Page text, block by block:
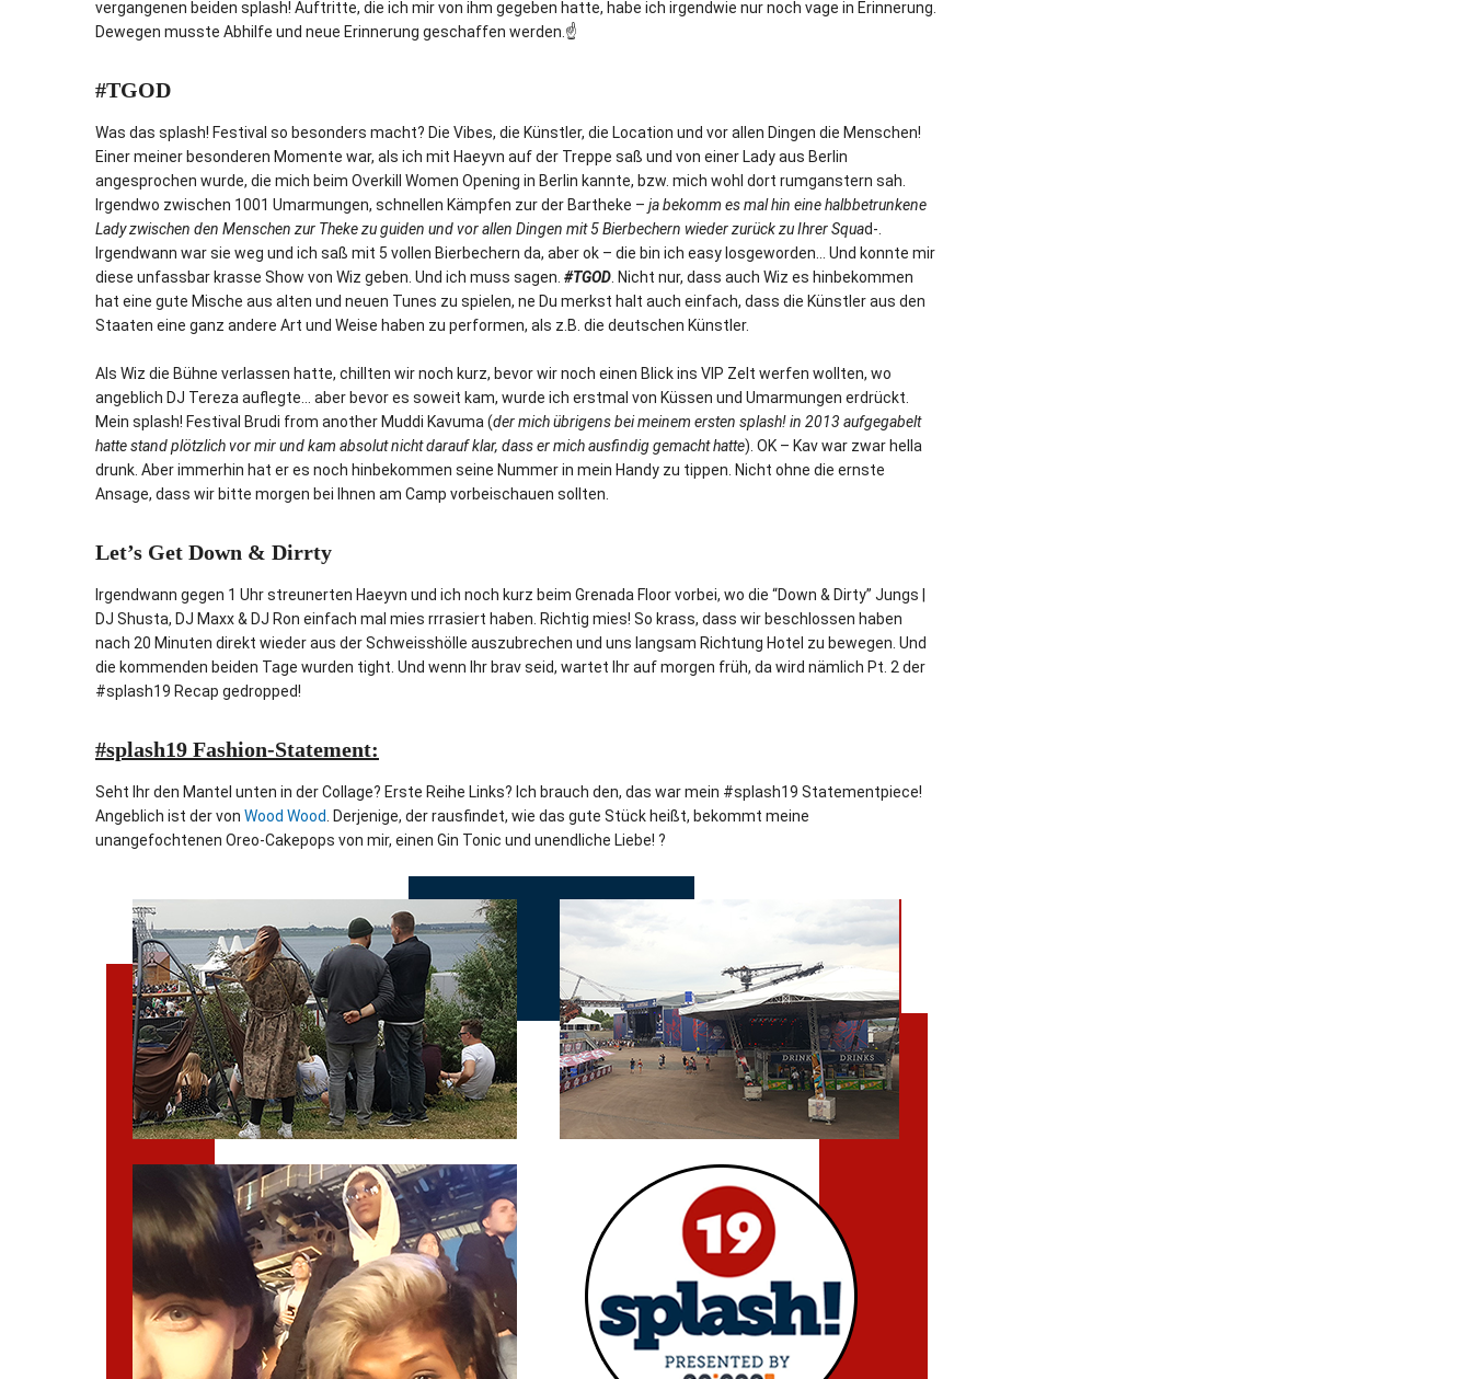
vergangenen beiden splash! Auftritte, die ich mir von ihm gegeben hatte, habe ich irgendwie nur noch vage in Erinnerung.
Dewegen musste Abhilfe und neue Erinnerung geschaffen werden.☝️
#TGOD
Was das splash! Festival so besonders macht? Die Vibes, die Künstler, die Location und vor allen Dingen die Menschen!
Einer meiner besonderen Momente war, als ich mit Haeyvn auf der Treppe saß und von einer Lady aus Berlin
angesprochen wurde, die mich beim Overkill Women Opening in Berlin kannte, bzw. mich wohl dort rumganstern sah.
Irgendwo zwischen 1001 Umarmungen, schnellen Kämpfen zur der Bartheke – ja bekomm es mal hin eine halbbetrunkene
Lady zwischen den Menschen zur Theke zu guiden und vor allen Dingen mit 5 Bierbechern wieder zurück zu Ihrer Squad-.
Irgendwann war sie weg und ich saß mit 5 vollen Bierbechern da, aber ok – die bin ich easy losgeworden… Und konnte mir
diese unfassbar krasse Show von Wiz geben. Und ich muss sagen. #TGOD . Nicht nur, dass auch Wiz es hinbekommen
hat eine gute Mische aus alten und neuen Tunes zu spielen, ne Du merkst halt auch einfach, dass die Künstler aus den
Staaten eine ganz andere Art und Weise haben zu performen, als z.B. die deutschen Künstler.
Als Wiz die Bühne verlassen hatte, chillten wir noch kurz, bevor wir noch einen Blick ins VIP Zelt werfen wollten, wo
angeblich DJ Tereza auflegte… aber bevor es soweit kam, wurde ich erstmal von Küssen und Umarmungen erdrückt.
Mein splash! Festival Brudi from another Muddi Kavuma (der mich übrigens bei meinem ersten splash! in 2013 aufgegabelt
hatte stand plötzlich vor mir und kam absolut nicht darauf klar, dass er mich ausfindig gemacht hatte). OK – Kav war zwar hella
drunk. Aber immerhin hat er es noch hinbekommen seine Nummer in mein Handy zu tippen. Nicht ohne die ernste
Ansage, dass wir bitte morgen bei Ihnen am Camp vorbeischauen sollten.
Let’s Get Down & Dirrty
Irgendwann gegen 1 Uhr streunerten Haeyvn und ich noch kurz beim Grenada Floor vorbei, wo die “Down & Dirty” Jungs |
DJ Shusta, DJ Maxx & DJ Ron einfach mal mies rrrasiert haben. Richtig mies! So krass, dass wir beschlossen haben
nach 20 Minuten direkt wieder aus der Schweisshölle auszubrechen und uns langsam Richtung Hotel zu bewegen. Und
die kommenden beiden Tage wurden tight. Und wenn Ihr brav seid, wartet Ihr auf morgen früh, da wird nämlich Pt. 2 der
#splash19 Recap gedropped!
#splash19 Fashion-Statement:
Seht Ihr den Mantel unten in der Collage? Erste Reihe Links? Ich brauch den, das war mein #splash19 Statementpiece!
Angeblich ist der von Wood Wood
. Derjenige, der rausfindet, wie das gute Stück heißt, bekommt meine
unangefochtenen Oreo-Cakepops von mir, einen Gin Tonic und unendliche Liebe! ?